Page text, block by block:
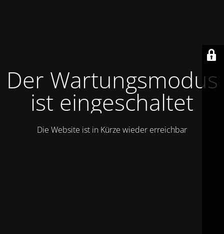
Der Wartungsmodus
ist eingeschaltet
Die Website ist in Kürze wieder erreichbar